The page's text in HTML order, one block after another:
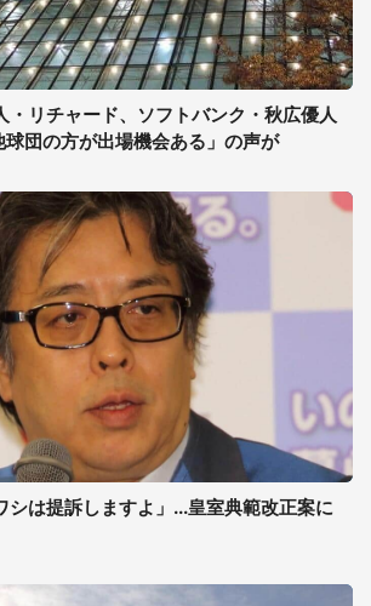
・リチャード、ソフトバンク・秋広優人
団の方が出場機会ある」の声が
シは提訴しますよ」...皇室典範改正案に